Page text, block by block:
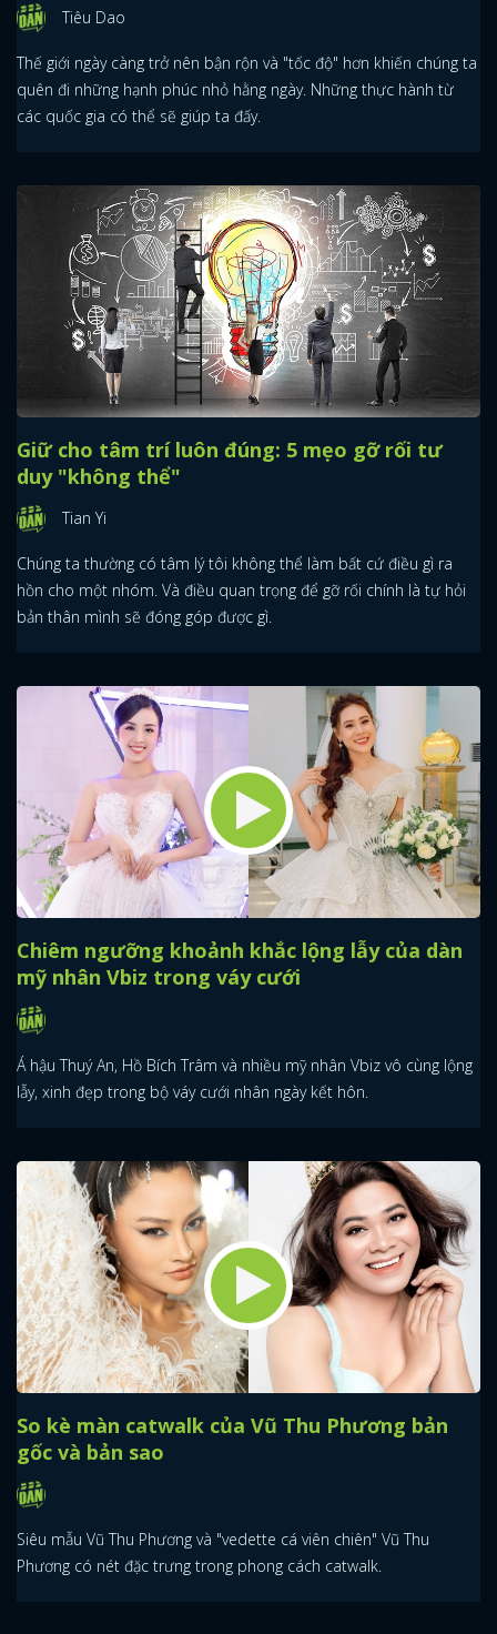
x
ĐĂNG NHẬP
Tiêu Dao
Thế giới ngày càng trở nên bận rộn và "tốc độ" hơn khiến chúng ta
quên đi những hạnh phúc nhỏ hằng ngày. Những thực hành từ
các quốc gia có thể sẽ giúp ta đấy.
Giữ cho tâm trí luôn đúng: 5 mẹo gỡ rối tư
duy "không thể"
Tian Yi
Chúng ta thường có tâm lý tôi không thể làm bất cứ điều gì ra
hồn cho một nhóm. Và điều quan trọng để gỡ rối chính là tự hỏi
bản thân mình sẽ đóng góp được gì.
Chiêm ngưỡng khoảnh khắc lộng lẫy của dàn
mỹ nhân Vbiz trong váy cưới
Á hậu Thuý An, Hồ Bích Trâm và nhiều mỹ nhân Vbiz vô cùng lộng
lẫy, xinh đẹp trong bộ váy cưới nhân ngày kết hôn.
So kè màn catwalk của Vũ Thu Phương bản
gốc và bản sao
Siêu mẫu Vũ Thu Phương và "vedette cá viên chiên" Vũ Thu
Phương có nét đặc trưng trong phong cách catwalk.